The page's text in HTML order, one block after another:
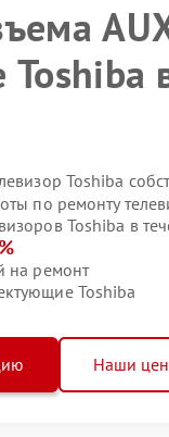
Toshiba
по ремонту
Toshiba в
на ремонт
Toshiba
Наши